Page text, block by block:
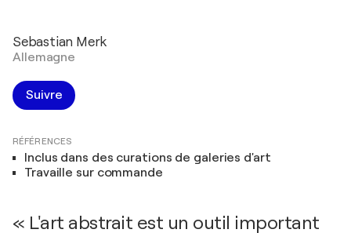
Sebastian Merk
Allemagne
Suivre
RÉFÉRENCES
Inclus dans des curations de galeries d'art
Travaille sur commande
« L'art abstrait est un outil important